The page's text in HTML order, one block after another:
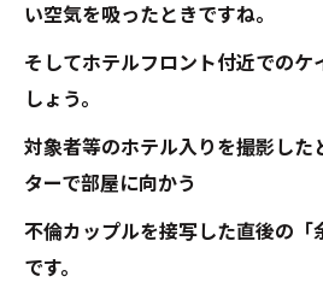
い空気を吸ったときですね。
そしてホテルフロント付近でのケ
しょう。
対象者等のホテル入りを撮影した
ターで部屋に向かう
不倫カップルを接写した直後の「
です。